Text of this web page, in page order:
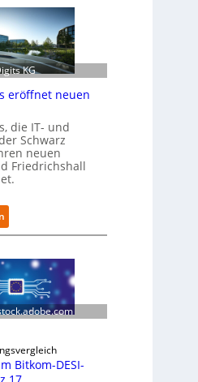
t
r
o
f
i
t
-
a
t
e
n
s
u
b
r
i
n
t
e
i
e
KG
eröffnet neuen
die IT- und
Schwarz
neuen
Friedrichshall
:
S
h
a
r
z
i
g
i
Bitkom-DESI-